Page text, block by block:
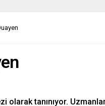
olarak tanınıyor.